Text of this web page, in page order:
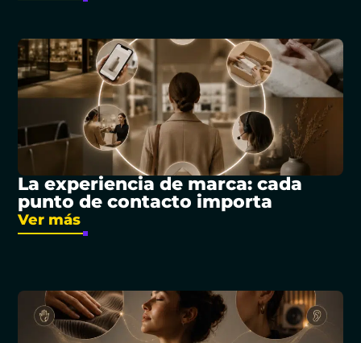
La experiencia de marca: cada
punto de contacto importa
Ver más